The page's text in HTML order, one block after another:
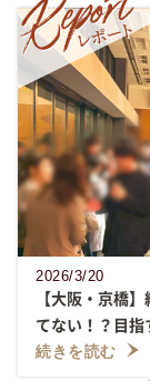
2026/3/20
【大阪・京橋
てない！？目指
続きを読む